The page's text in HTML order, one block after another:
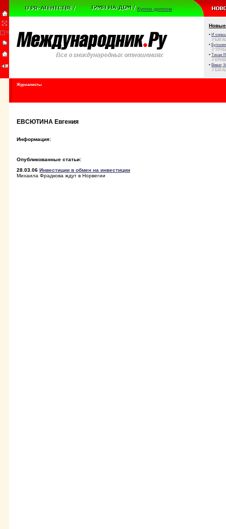
Куплю диплом
Новые
• И
//
•
//
• Тихая
//
• Виват,
//
Журналисты
ЕВСЮТИНА Евгения
Информация:
Опубликованные статьи:
28.03.06 Инвестиции в обмен на инвестиции
Михаила Фрадкова ждут в Норвегии